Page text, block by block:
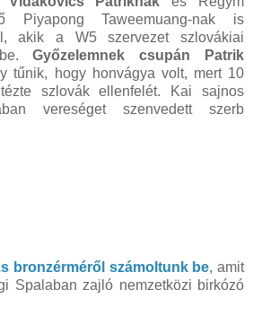
Piyapong Taweemuang-nak is
akik a W5 szervezet szlovákiai
Győzelemnek csupán Patrik
tűnik, hogy honvágya volt, mert 10
szlovák ellenfelét. Kai sajnos
vereséget szenvedett szerb
bronzérméről számoltunk be, amit
Spalaban zajló nemzetközi birkózó